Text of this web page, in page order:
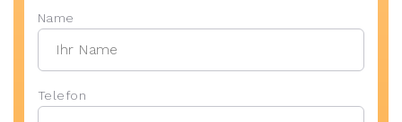
Name
Telefon